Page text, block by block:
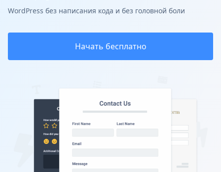
WordPress без написания кода и без головной боли
Начать бесплатно